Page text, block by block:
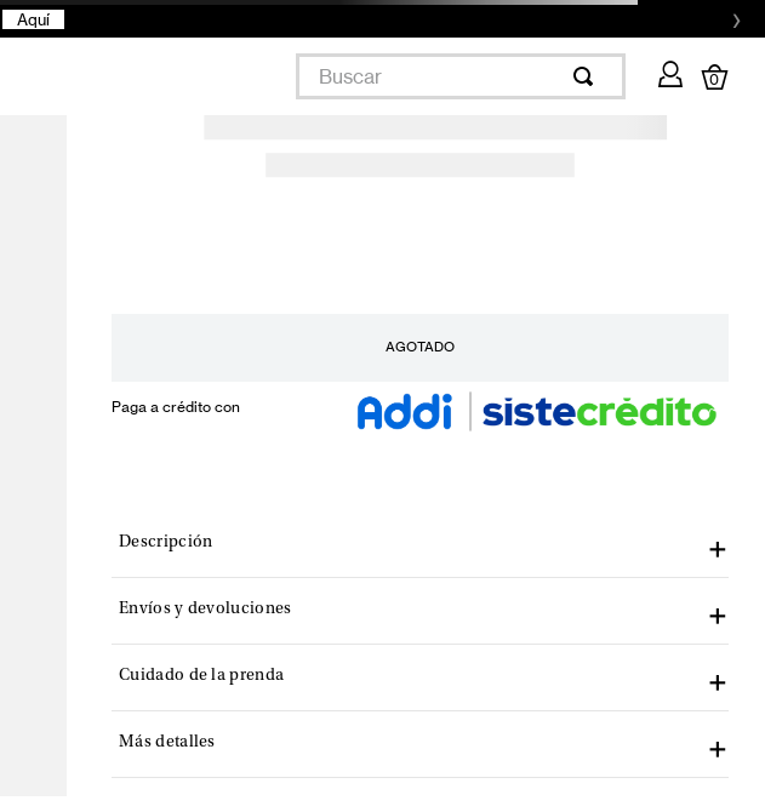
Aquí ›
Buscar
0
AGOTADO
Paga a crédito con
Descripción
Envíos y devoluciones
Cuidado de la prenda
Más detalles